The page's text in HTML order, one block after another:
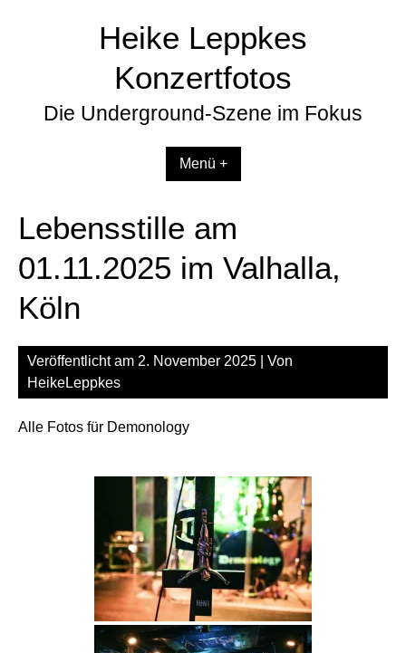
Heike Leppkes
Konzertfotos
Die Underground-Szene im Fokus
Menü +
Lebensstille am
01.11.2025 im Valhalla,
Köln
Veröffentlicht am 2. November 2025 | Von
HeikeLeppkes
Alle Fotos für Demonology